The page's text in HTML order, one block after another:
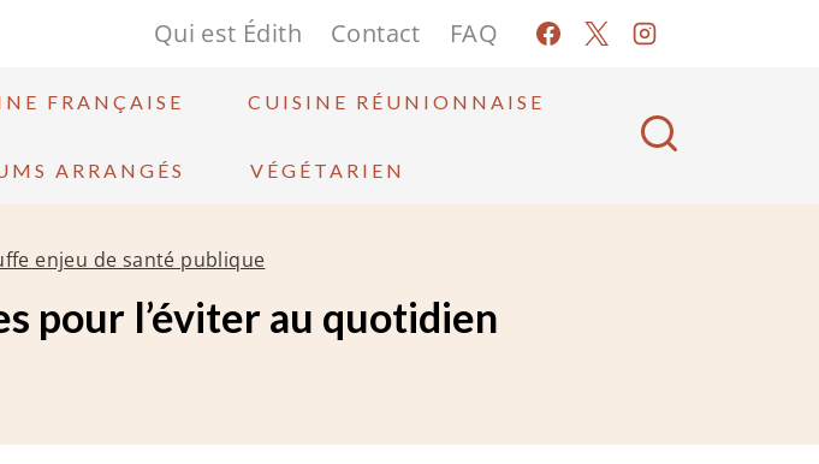
Qui est Édith Contact FAQ
FRANÇAISE CUISINE RÉUNIONNAISE
ARRANGÉS VÉGÉTARIEN
enjeu de santé publique
pour l’éviter au quotidien